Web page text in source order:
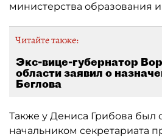
министерства образования
Читайте также:
Экс-вице-губернатор
области заявил о
Беглова
Также у Дениса Грибова был
начальником секретариата